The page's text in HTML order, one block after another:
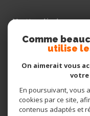
Mentions légales
Cookies
Comme
utilise
On aimerait vous
votre
En poursuivant, vous
cookies par ce site,
contenus adaptés et